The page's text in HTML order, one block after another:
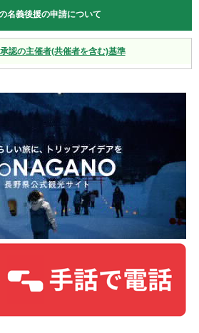
名義後援の申請について
認の主催者(共催者を含む)基準